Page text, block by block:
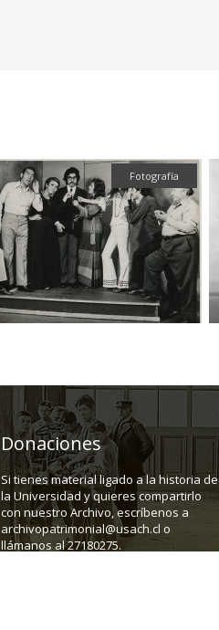
Fotografía
Donaciones
Si tienes material ligado a la historia de
la Universidad y quieres compartirlo
con nuestro Archivo, escríbenos a
archivopatrimonial@usach.cl o
llámanos al 27180275.